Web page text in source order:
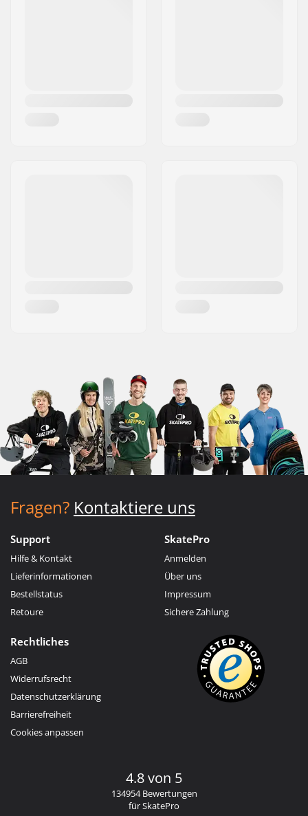
Fragen? Kontaktiere uns
Support
Hilfe & Kontakt
Lieferinformationen
Bestellstatus
Retoure
SkatePro
Anmelden
Über uns
Impressum
Sichere Zahlung
Rechtliches
AGB
Widerrufsrecht
Datenschutzerklärung
Barrierefreiheit
Cookies anpassen
4.8 von 5
134954 Bewertungen
für SkatePro